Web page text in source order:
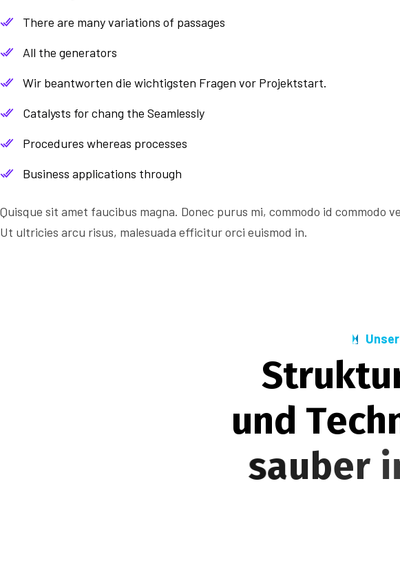
There are many variations of passages
All the generators
Wir beantworten die wichtigsten Fragen vor Projektstart.
Catalysts for chang the Seamlessly
Procedures whereas processes
Business applications through
Quisque sit amet faucibus magna. Donec purus mi, commodo id commodo
Ut ultricies arcu risus, malesuada efficitur orci euismod in.
Struktu
und Tech
sauber i